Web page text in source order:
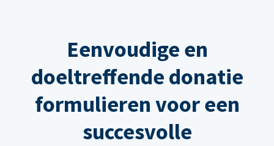
Eenvoudige en
doeltreffende donatie
formulieren voor een
succesvolle